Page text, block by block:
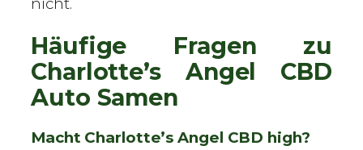
nicht.
Häufige Fragen zu
Charlotte’s Angel CBD
Auto Samen
Macht Charlotte’s Angel CBD high?